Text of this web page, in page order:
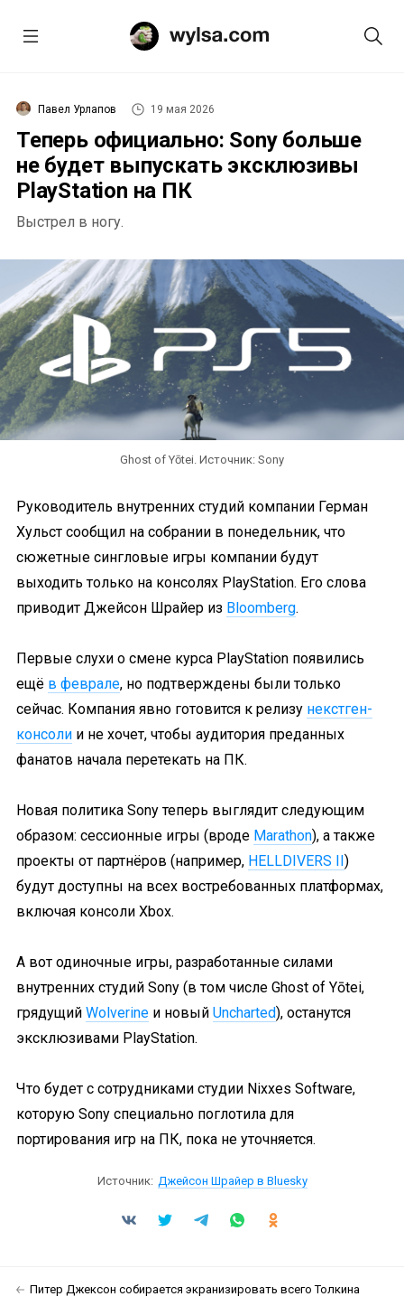
Павел Урлапов 19 мая 2026
Теперь официально: Sony больше
не будет выпускать эксклюзивы
PlayStation на ПК
Выстрел в ногу.
Ghost of Yōtei. Источник: Sony
Руководитель внутренних студий компании Герман
Хульст сообщил на собрании в понедельник, что
сюжетные сингловые игры компании будут
выходить только на консолях PlayStation. Его слова
приводит Джейсон Шрайер из Bloomberg.
Первые слухи о смене курса PlayStation появились
ещё в феврале, но подтверждены были только
сейчас. Компания явно готовится к релизу некстген-
консоли и не хочет, чтобы аудитория преданных
фанатов начала перетекать на ПК.
Новая политика Sony теперь выглядит следующим
образом: сессионные игры (вроде Marathon), а также
проекты от партнёров (например, HELLDIVERS II)
будут доступны на всех востребованных платформах,
включая консоли Xbox.
А вот одиночные игры, разработанные силами
внутренних студий Sony (в том числе Ghost of Yōtei,
грядущий Wolverine и новый Uncharted), останутся
эксклюзивами PlayStation.
Что будет с сотрудниками студии Nixxes Software,
которую Sony специально поглотила для
портирования игр на ПК, пока не уточняется.
Источник: Джейсон Шрайер в Bluesky
Питер Джексон собирается экранизировать всего Толкина